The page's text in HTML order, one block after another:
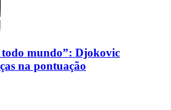
mundo”: Djokovic
na pontuação